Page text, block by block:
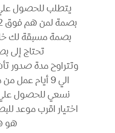
يتطلب للحصول
تحتاج إلى
الي 9 أيام
نسعي للحصول
اختيار اقرب موعد
هو